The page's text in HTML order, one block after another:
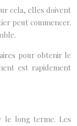
cela, elles doivent
peut commencer.
pour obtenir le
est rapidement
le long terme. Les